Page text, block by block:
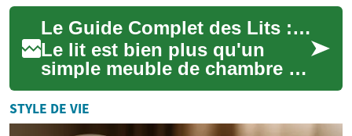
place centrale dans votre vie
quotidi...
Le Guide Complet des Lits : Types, Rangement et Choix Judicieux
Le lit est bien plus qu'un
simple meuble de chambre à
coucher - c'est l'élément
central qui influence
directement not...
STYLE DE VIE